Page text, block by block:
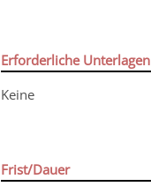
Erforderliche Unterlagen
Keine
Frist/Dauer